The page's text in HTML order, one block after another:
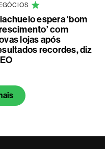
espera ‘bom
com
lojas após
recordes, diz